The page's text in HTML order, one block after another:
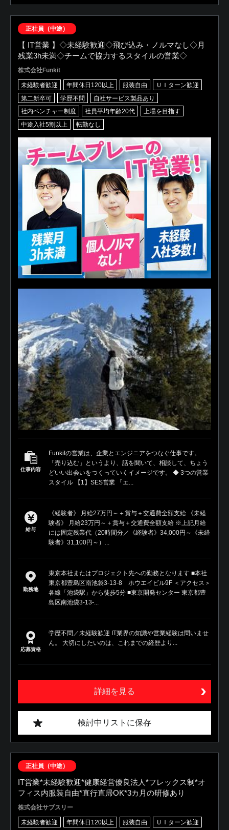
正社員（中途）
【 IT営業 】◇未経験歓迎◇飛び込み・ノルマなし◇月
残業3h未満◇チームで協力するスタイルの営業◇
株式会社Funkit
未経験者歓迎 年間休日120以上 服装自由
ＵＩターン歓迎
第二新卒可
学歴不問
自社サービス製品あり
社内ベンチャー制度
社員平均年齢20代
上場を目指す
中途入社5割以上
転勤なし
仕事内容
Funkitの営業は、企業とエンジニアをつなぐ仕事です。
「売り込む」というより、話を聞いて、相談して、ちょう
どいい出会いをつくっていくイメージです。 ◆ 3つの営業
スタイル 【1】SES営業 「エ...
給与
《経験者》 月給27万円～＋賞与＋交通費全額支給 《未経
験者》 月給23万円～＋賞与＋交通費全額支給 ※上記月給
には固定残業代（20時間分／《経験者》34,000円～《未経
験者》31,100円～）...
勤務地
東京本社またはプロジェクト先への勤務となります ■本社
東京都豊島区南池袋3-13-8 ホウエイビル9F ＜アクセス＞
各線「池袋駅」から徒歩5分 ■東京開発センター 東京都豊
島区南池袋3-13-...
応募資格
学歴不問／未経験歓迎 IT業界の知識や営業経験は問いませ
ん。 大切にしたいのは、これまでの経歴より...
詳細を見る
検討中リストに保存
正社員（中途）
IT営業*未経験歓迎*健康経営優良法⼈*フレックス制*オ
フィス内服装自由*直行直帰OK*3カ月の研修あり
株式会社サブスリー
未経験者歓迎 年間休日120以上 服装自由 ＵＩターン歓迎